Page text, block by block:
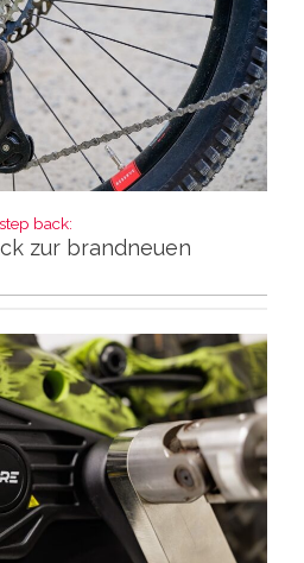
back:
zur brandneuen